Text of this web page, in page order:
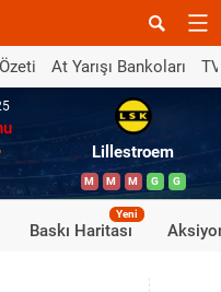
At Yarışı Bankoları
Lillestroem
M M M G G
Baskı Haritası
Yeni